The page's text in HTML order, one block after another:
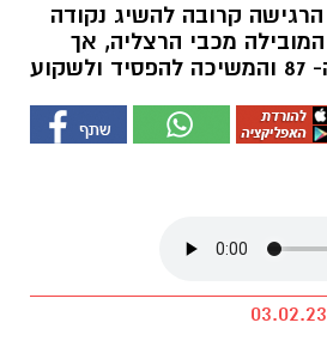
קרובה להשיג נקודה
מכבי הרצליה, אך